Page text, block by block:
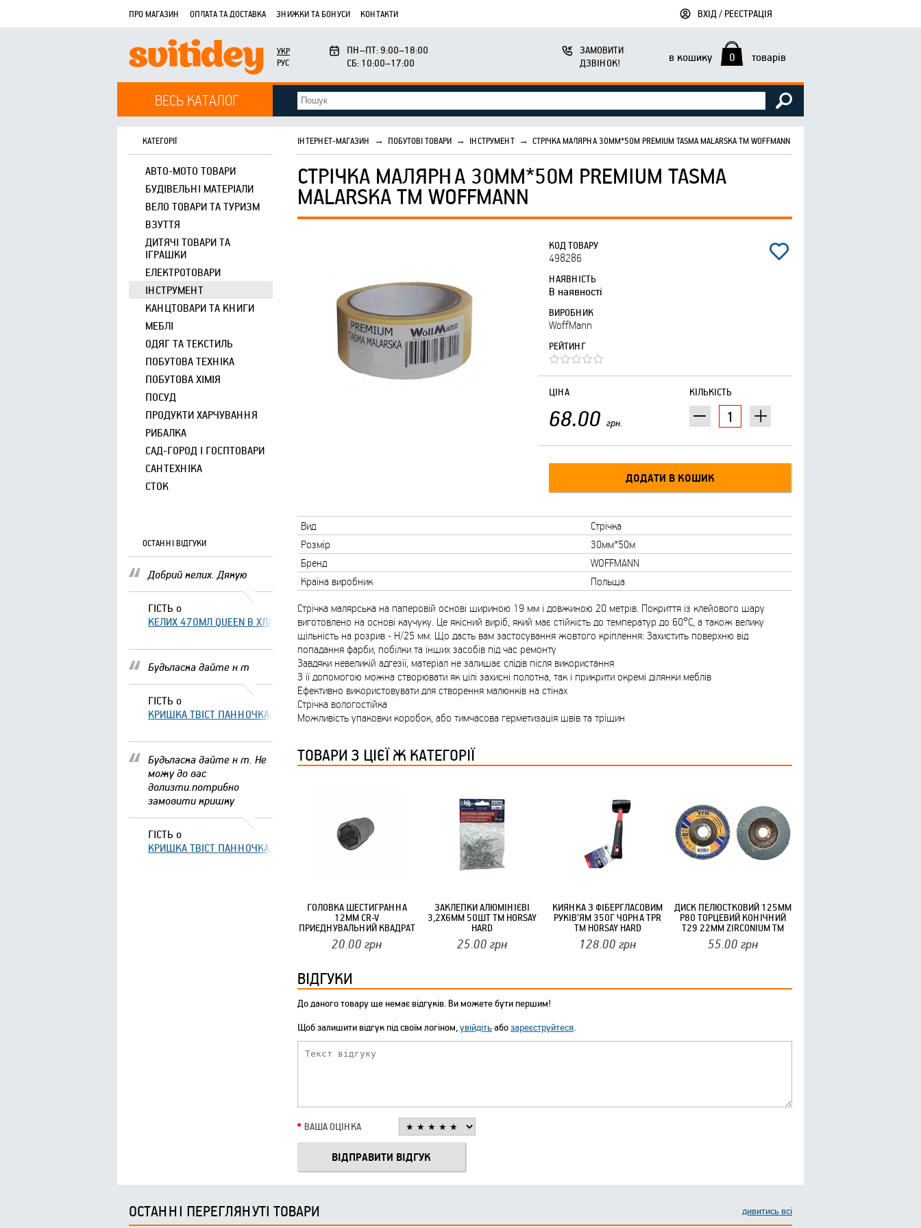
ПРО МАГАЗИН ОПЛАТА ТА ДОСТАВКА ЗНИЖКИ ТА БОНУСИ КОНТАКТИ ВХІД / РЕЄСТРАЦІЯ
УКР
РУС
ПН–ПТ: 9:00–18:00
СБ: 10:00–17:00
ЗАМОВИТИ
ДЗВІНОК!
в кошику 0 товарів
ВЕСЬ КАТАЛОГ
КАТЕГОРІЇ
АВТО-МОТО ТОВАРИ
БУДІВЕЛЬНІ МАТЕРІАЛИ
ВЕЛО ТОВАРИ ТА ТУРИЗМ
ВЗУТТЯ
ДИТЯЧІ ТОВАРИ ТА
ІГРАШКИ
ЕЛЕКТРОТОВАРИ
ІНСТРУМЕНТ
КАНЦТОВАРИ ТА КНИГИ
МЕБЛІ
ОДЯГ ТА ТЕКСТИЛЬ
ПОБУТОВА ТЕХНІКА
ПОБУТОВА ХІМІЯ
ПОСУД
ПРОДУКТИ ХАРЧУВАННЯ
РИБАЛКА
САД-ГОРОД І ГОСПТОВАРИ
САНТЕХНІКА
СТОК
ОСТАННІ ВІДГУКИ
Добрий келих. Дякую
ГІСТЬ о
КЕЛИХ 470МЛ QUEEN В ХЛАМІНГО ТМ FARGLASS
Будьласка дайте н т
ГІСТЬ о
КРИШКА ТВІСТ ПАННОЧКА, ЩО ЗАКРУЧУЄТЬСЯ КОТИКИ (20ШТ/УП) ОФФ 82 ПАННОЧКА
Будьласка дайте н т. Не
можу до вас
долизти.потрибно
замовити кришку
ГІСТЬ о
КРИШКА ТВІСТ ПАННОЧКА, ЩО ЗАКРУЧУЄТЬСЯ КОТИКИ (20ШТ/УП) ОФФ 82 ПАННОЧКА
ІНТЕРНЕТ-МАГАЗИН → ПОБУТОВІ ТОВАРИ → ІНСТРУМЕНТ → СТРІЧКА МАЛЯРНА 30ММ*50М PREMIUM TASMA MALARSKA ТМ WOFFMANN
СТРІЧКА МАЛЯРНА 30ММ*50М PREMIUM TASMA
MALARSKA ТМ WOFFMANN
КОД ТОВАРУ
498286
НАЯВНІСТЬ
В наявності
ВИРОБНИК
WoffMann
РЕЙТИНГ
КІЛЬКІСТЬ
ЦІНА
68.00 грн.
Вид
Стрічка
Розмір
30мм*50м
Бренд
WOFFMANN
Країна виробник
Польща
Стрічка малярська на паперовій основі шириною 19 мм і довжиною 20 метрів. Покриття із клейового шару
виготовлено на основі каучуку. Це якісний виріб, який має стійкість до температур до 60°С, а також велику
щільність на розрив - Н/25 мм. Що дасть вам застосування жовтого кріплення: Захистить поверхню від
попадання фарби, побілки та інших засобів під час ремонту
Завдяки невеликій адгезії, матеріал не залишає слідів після використання
З її допомогою можна створювати як цілі захисні полотна, так і прикрити окремі ділянки меблів
Ефективно використовувати для створення малюнків на стінах
Стрічка вологостійка
Можливість упаковки коробок, або тимчасова герметизація швів та тріщин
ТОВАРИ З ЦІЄЇ Ж КАТЕГОРІЇ
ГОЛОВКА ШЕСТИГРАННА
12ММ CR-V
ПРИЄДНУВАЛЬНИЙ КВАДРАТ
1/4 ДЮЙМА ТМ HORSAY HARD
20.00 грн
ЗАКЛЕПКИ АЛЮМІНІЄВІ
3,2Х6ММ 50ШТ ТМ HORSAY
HARD
25.00 грн
КИЯНКА З ФІБЕРГЛАСОВИМ
РУКІВ’ЯМ 350Г ЧОРНА TPR
ТМ HORSAY HARD
128.00 грн
ДИСК ПЕЛЮСТКОВИЙ 125ММ
P80 ТОРЦЕВИЙ КОНІЧНИЙ
Т29 22ММ ZIRCONIUM ТМ
RTB
55.00 грн
ВІДГУКИ
До даного товару ще немає відгуків. Ви можете бути першим!
Щоб залишити відгук під своїм логіном,увійдітьабозареєструйтеся.
ВАША ОЦІНКА
ОСТАННІ ПЕРЕГЛЯНУТІ ТОВАРИ дивитись всі